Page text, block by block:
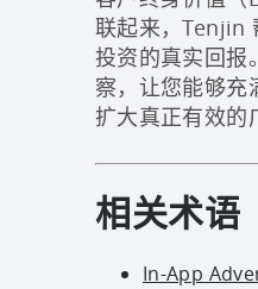
联起来，Tenjin
投资的真实回报
察，让您能够充
扩大真正有效的
相关术语
In-App